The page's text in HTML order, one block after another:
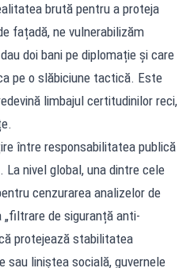
brută pentru a proteja
fațadă, ne vulnerabilizăm
doi bani pe diplomație și care
pe o slăbiciune tactică. Este
limbajul certitudinilor reci,
între responsabilitatea publică
La nivel global, una dintre cele
cenzurarea analizelor de
de siguranță anti-
protejează stabilitatea
sau liniștea socială, guvernele